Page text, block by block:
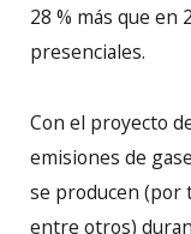
28 % más que en
presenciales.
Con el proyecto
emisiones de
se producen (por
entre otros)